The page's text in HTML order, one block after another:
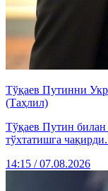
Тўқаев Путинни
(Таҳлил)
Тўқаев Путин
тўхтатишга
14:15 / 07.08.2026